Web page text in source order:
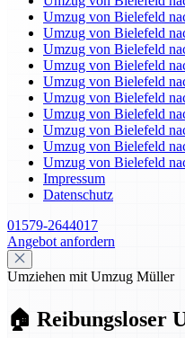
Umzug von Bielefeld
Umzug von Bielefeld
Umzug von Bielefeld
Umzug von Bielefeld
Umzug von Bielefeld
Umzug von Bielefeld
Umzug von Bielefeld
Umzug von Bielefeld
Umzug von Bielefeld
Umzug von Bielefeld
Impressum
Datenschutz
01579-2644017
Angebot anfordern
Umziehen mit Umzug Müller
🏠 Reibungsloser